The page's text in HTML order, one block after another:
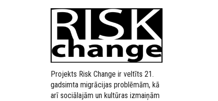
Projekts Risk Change ir veltīts 21.
gadsimta migrācijas problēmām, kā
arī sociālajām un kultūras izmaiņām